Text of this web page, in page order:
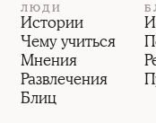
ЛЮДИ
Истории
Чему учиться
Мнения
Развлечения
Блиц